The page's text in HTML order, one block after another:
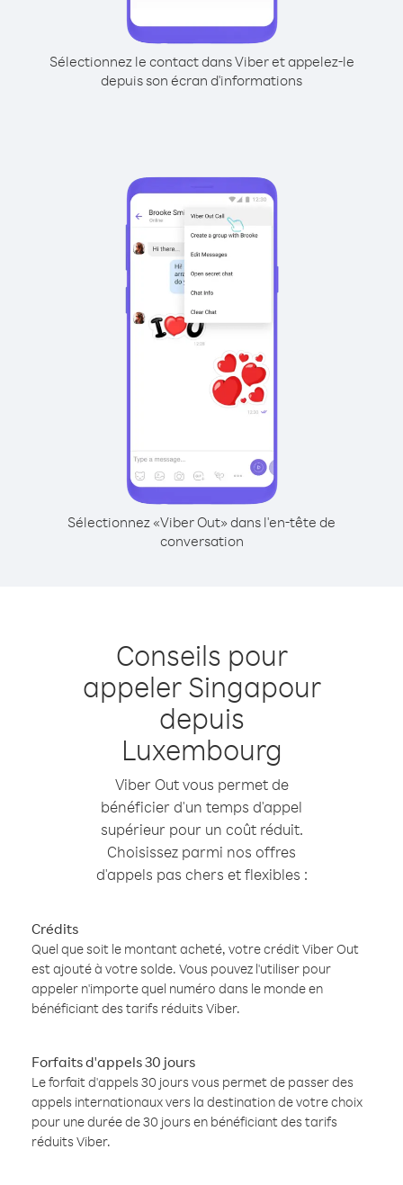
Sélectionnez le contact dans Viber et appelez-le
depuis son écran d'informations
Sélectionnez «Viber Out» dans l'en-tête de
conversation
Conseils pour
appeler Singapour
depuis
Luxembourg
Viber Out vous permet de
bénéficier d'un temps d'appel
supérieur pour un coût réduit.
Choisissez parmi nos offres
d'appels pas chers et flexibles :
Crédits
Quel que soit le montant acheté, votre crédit Viber Out
est ajouté à votre solde. Vous pouvez l'utiliser pour
appeler n'importe quel numéro dans le monde en
bénéficiant des tarifs réduits Viber.
Forfaits d'appels 30 jours
Le forfait d'appels 30 jours vous permet de passer des
appels internationaux vers la destination de votre choix
pour une durée de 30 jours en bénéficiant des tarifs
réduits Viber.